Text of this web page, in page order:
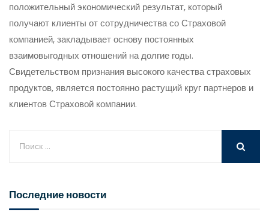
положительный экономический результат, который
получают клиенты от сотрудничества со Страховой
компанией, закладывает основу постоянных
взаимовыгодных отношений на долгие годы.
Свидетельством признания высокого качества страховых
продуктов, является постоянно растущий круг партнеров и
клиентов Страховой компании.
Последние новости